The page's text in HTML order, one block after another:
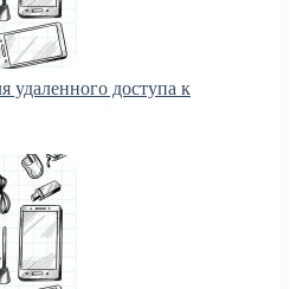
доступа к